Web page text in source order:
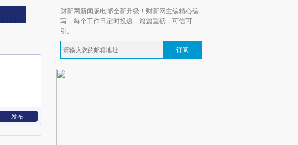
发布
财新网新闻版电邮全新升级！财新网主编精心编
写，每个工作日定时投递，篇篇重磅，可信可
引。
订阅